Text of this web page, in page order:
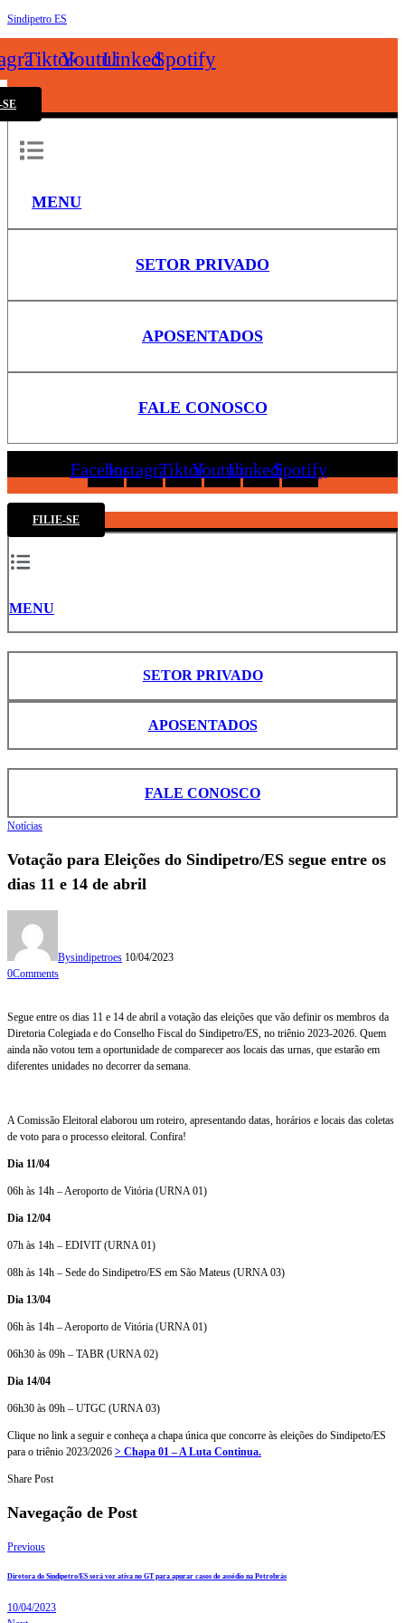
Sindipetro ES
TiktokYoutubeLinkedinSpotify
MENU
SETOR PRIVADO
APOSENTADOS
FALE CONOSCO
FacebookInstagramTiktokYoutubeLinkedinSpotify
FILIE-SE
MENU
SETOR PRIVADO
APOSENTADOS
FALE CONOSCO
Notícias
Votação para Eleições do Sindipetro/ES segue entre os
dias 11 e 14 de abril
Bysindipetroes 10/04/2023
0Comments
Segue entre os dias 11 e 14 de abril a votação das eleições que vão definir os membros da
Diretoria Colegiada e do Conselho Fiscal do Sindipetro/ES, no triênio 2023-2026. Quem
ainda não votou tem a oportunidade de comparecer aos locais das urnas, que estarão em
diferentes unidades no decorrer da semana.
A Comissão Eleitoral elaborou um roteiro, apresentando datas, horários e locais das coletas
de voto para o processo eleitoral. Confira!
Dia 11/04
06h às 14h – Aeroporto de Vitória (URNA 01)
Dia 12/04
07h às 14h – EDIVIT (URNA 01)
08h às 14h – Sede do Sindipetro/ES em São Mateus (URNA 03)
Dia 13/04
06h às 14h – Aeroporto de Vitória (URNA 01)
06h30 às 09h – TABR (URNA 02)
Dia 14/04
06h30 às 09h – UTGC (URNA 03)
Clique no link a seguir e conheça a chapa única que concorre às eleições do Sindipeto/ES
para o triênio 2023/2026 > Chapa 01 – A Luta Continua.
Share Post
Navegação de Post
Previous
Diretora do Sindipetro/ES será voz ativa no GT para apurar casos de assédio na Petrobrás
10/04/2023